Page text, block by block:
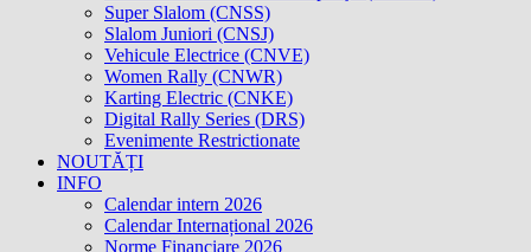
Super Slalom (CNSS)
Slalom Juniori (CNSJ)
Vehicule Electrice (CNVE)
Women Rally (CNWR)
Karting Electric (CNKE)
Digital Rally Series (DRS)
Evenimente Restrictionate
NOUTĂȚI
INFO
Calendar intern 2026
Calendar Internațional 2026
Norme Financiare 2026